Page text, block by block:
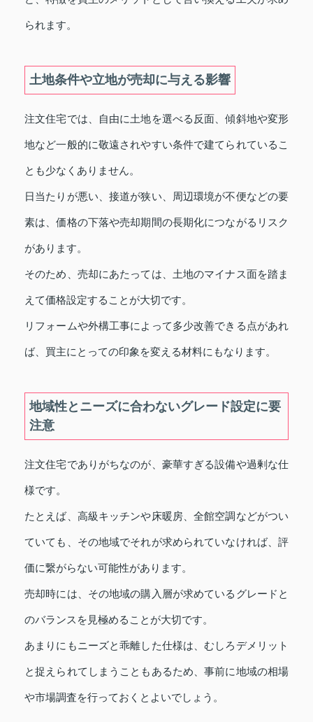
られます。
土地条件や立地が売却に与える影響
注文住宅では、自由に土地を選べる反面、傾斜地や変形
地など一般的に敬遠されやすい条件で建てられているこ
とも少なくありません。
日当たりが悪い、接道が狭い、周辺環境が不便などの要
素は、価格の下落や売却期間の長期化につながるリスク
があります。
そのため、売却にあたっては、土地のマイナス面を踏ま
えて価格設定することが大切です。
リフォームや外構工事によって多少改善できる点があれ
ば、買主にとっての印象を変える材料にもなります。
地域性とニーズに合わないグレード設定に要
注意
注文住宅でありがちなのが、豪華すぎる設備や過剰な仕
様です。
たとえば、高級キッチンや床暖房、全館空調などがつい
ていても、その地域でそれが求められていなければ、評
価に繋がらない可能性があります。
売却時には、その地域の購入層が求めているグレードと
のバランスを見極めることが大切です。
あまりにもニーズと乖離した仕様は、むしろデメリット
と捉えられてしまうこともあるため、事前に地域の相場
や市場調査を行っておくとよいでしょう。